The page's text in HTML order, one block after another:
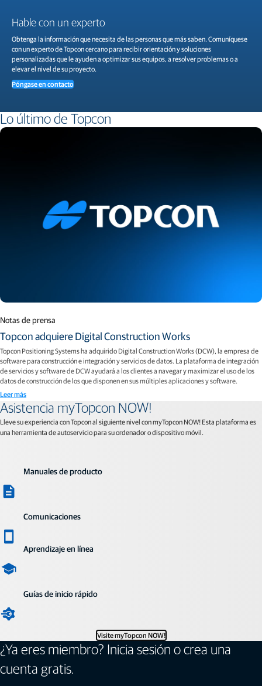
Hable con un experto
Obtenga la información que necesita de las personas que más saben. Comuníquese
con un experto de Topcon cercano para recibir orientación y soluciones
personalizadas que le ayuden a optimizar sus equipos, a resolver problemas o a
elevar el nivel de su proyecto.
Póngase en contacto
Lo último de Topcon
Notas de prensa
Topcon adquiere Digital Construction Works
Topcon Positioning Systems ha adquirido Digital Construction Works (DCW), la empresa de
software para construcción e integración y servicios de datos. La plataforma de integración
de servicios y software de DCW ayudará a los clientes a navegar y maximizar el uso de los
datos de construcción de los que disponen en sus múltiples aplicaciones y software.
Leer más
Asistencia myTopcon NOW!
Lleve su experiencia con Topcon al siguiente nivel con myTopcon NOW! Esta plataforma es
una herramienta de autoservicio para su ordenador o dispositivo móvil.
Manuales de producto
Comunicaciones
Aprendizaje en línea
Guías de inicio rápido
Visite myTopcon NOW!
¿Ya eres miembro? Inicia sesión o crea una
cuenta gratis.